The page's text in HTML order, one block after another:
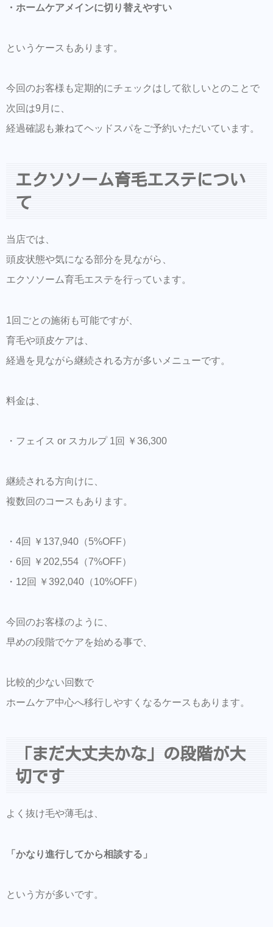
・ホームケアメインに切り替えやすい
というケースもあります。
今回のお客様も定期的にチェックはして欲しいとのことで
次回は9月に、
経過確認も兼ねてヘッドスパをご予約いただいています。
エクソソーム育毛エステについ
て
当店では、
頭皮状態や気になる部分を見ながら、
エクソソーム育毛エステを行っています。
1回ごとの施術も可能ですが、
育毛や頭皮ケアは、
経過を見ながら継続される方が多いメニューです。
料金は、
・フェイス or スカルプ 1回 ￥36,300
継続される方向けに、
複数回のコースもあります。
・4回 ￥137,940（5%OFF）
・6回 ￥202,554（7%OFF）
・12回 ￥392,040（10%OFF）
今回のお客様のように、
早めの段階でケアを始める事で、
比較的少ない回数で
ホームケア中心へ移行しやすくなるケースもあります。
「まだ大丈夫かな」の段階が大
切です
よく抜け毛や薄毛は、
「かなり進行してから相談する」
という方が多いです。